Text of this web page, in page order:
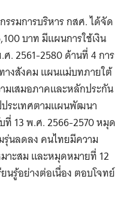
รมการบริหาร กสศ. ได้จัด
บาท มีแผนการใช้เงิน
2561-2580 ด้านที่ 4 การ
างสังคม แผนแม่บทภายใต้
มเสมอภาคและหลักประกัน
ระเทศตามแผนพัฒนา
13 พ.ศ. 2566-2570 หมุด
นลดลง คนไทยมีความ
าะสม และหมุดหมายที่ 12
นรู้อย่างต่อเนื่อง ตอบโจทย์